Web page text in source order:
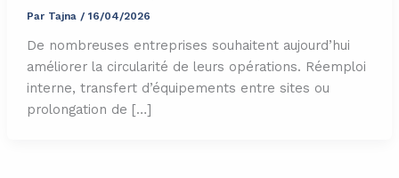
Par Tajna / 16/04/2026
De nombreuses entreprises souhaitent aujourd’hui
améliorer la circularité de leurs opérations. Réemploi
interne, transfert d’équipements entre sites ou
prolongation de […]